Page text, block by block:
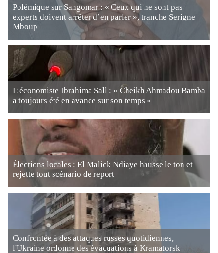
Polémique sur Sangomar : « Ceux qui ne sont pas
experts doivent arrêter d’en parler », tranche Serigne
Mboup
L’économiste Ibrahima Sall : « Cheikh Ahmadou Bamba
a toujours été en avance sur son temps »
Élections locales : El Malick Ndiaye hausse le ton et
rejette tout scénario de report
Confrontée à des attaques russes quotidiennes,
l'Ukraine ordonne des évacuations à Kramatorsk